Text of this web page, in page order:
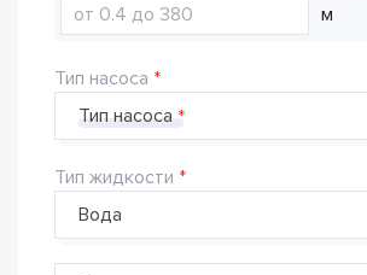
м
Тип насоса
Тип насоса
Тип жидкости